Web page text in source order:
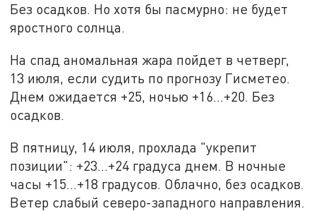
Без осадков. Но хотя бы пасмурно: не будет
яростного солнца.
На спад аномальная жара пойдет в четверг,
13 июля, если судить по прогнозу Гисметео.
Днем ожидается +25, ночью +16…+20. Без
осадков.
В пятницу, 14 июля, прохлада "укрепит
позиции": +23…+24 градуса днем. В ночные
часы +15…+18 градусов. Облачно, без осадков.
Ветер слабый северо-западного направления.